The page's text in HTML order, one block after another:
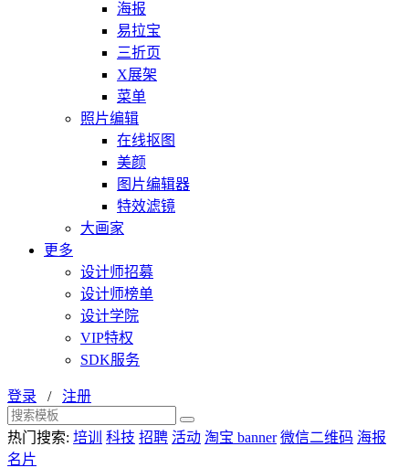
海报
易拉宝
三折页
X展架
菜单
照片编辑
在线抠图
美颜
图片编辑器
特效滤镜
大画家
更多
设计师招募
设计师榜单
设计学院
VIP特权
SDK服务
登录 / 注册
热门搜索: 培训 科技 招聘 活动 淘宝 banner 微信二维码 海报
名片